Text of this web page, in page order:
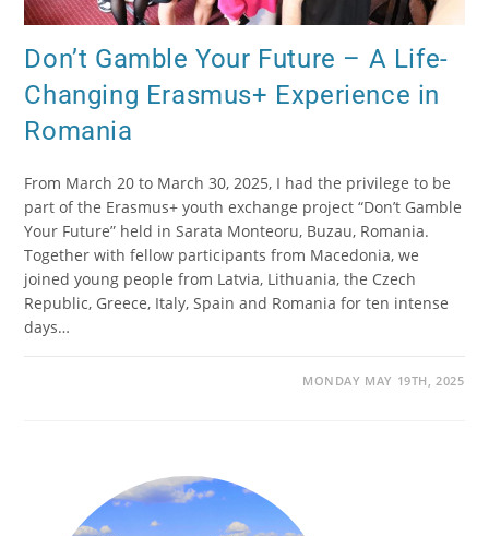
Don’t Gamble Your Future – A Life-
Changing Erasmus+ Experience in
Romania
From March 20 to March 30, 2025, I had the privilege to be
part of the Erasmus+ youth exchange project “Don’t Gamble
Your Future” held in Sarata Monteoru, Buzau, Romania.
Together with fellow participants from Macedonia, we
joined young people from Latvia, Lithuania, the Czech
Republic, Greece, Italy, Spain and Romania for ten intense
days…
MONDAY MAY 19TH, 2025